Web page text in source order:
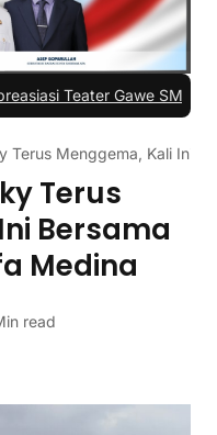
Gawe SMKN 3
Terus Menggema, Kali Ini
Terus
Bersama
Medina
read